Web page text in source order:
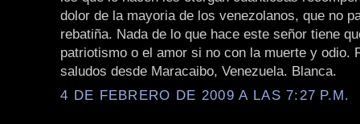
dolor de la mayoria de los venezolanos, que no
rebatiña. Nada de lo que hace este señor tiene
patriotismo o el amor si no con la muerte y odio.
saludos desde Maracaibo, Venezuela. Blanca.
4 DE FEBRERO DE 2009 A LAS 7:27 P.M.